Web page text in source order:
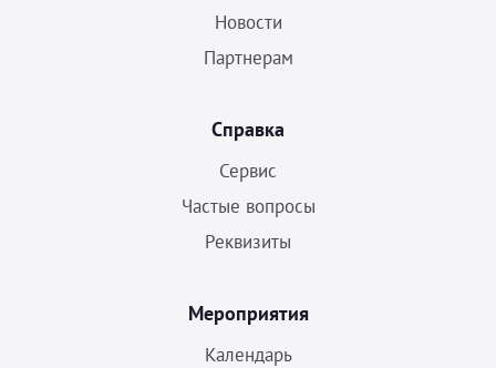
Новости
Партнерам
Справка
Сервис
Частые вопросы
Реквизиты
Мероприятия
Календарь